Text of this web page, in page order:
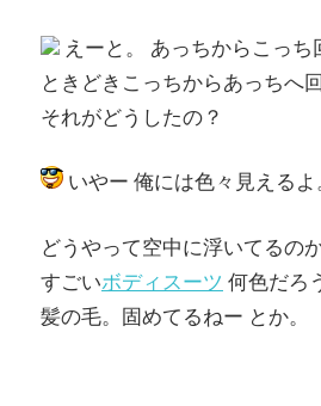
えーと。 あっちからこっち
ときどきこっちからあっちへ
それがどうしたの？
いやー 俺には色々見えるよ
どうやって空中に浮いてるの
すごいボディスーツ 何色だろ
髪の毛。固めてるねー とか。